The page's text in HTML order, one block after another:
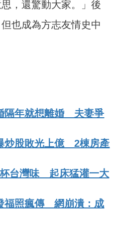
，還驚動大家。」後
也成為方志友情史中
隔年就想離婚 夫妻爭
炒股敗光上億 2棟房產
台灣味 起床猛灌一大
福照瘋傳 網崩潰：成